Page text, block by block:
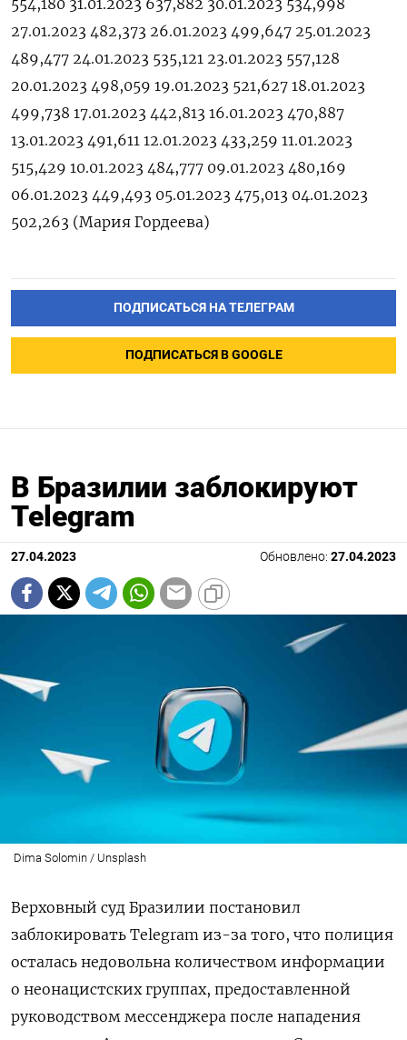
554,180 31.01.2023 637,882 30.01.2023 534,998
27.01.2023 482,373 26.01.2023 499,647 25.01.2023
489,477 24.01.2023 535,121 23.01.2023 557,128
20.01.2023 498,059 19.01.2023 521,627 18.01.2023
499,738 17.01.2023 442,813 16.01.2023 470,887
13.01.2023 491,611 12.01.2023 433,259 11.01.2023
515,429 10.01.2023 484,777 09.01.2023 480,169
06.01.2023 449,493 05.01.2023 475,013 04.01.2023
502,263 (Мария Гордеева)
ПОДПИСАТЬСЯ НА ТЕЛЕГРАМ
ПОДПИСАТЬСЯ В GOOGLE
В Бразилии заблокируют
Telegram
27.04.2023 Обновлено: 27.04.2023
Dima Solomin / Unsplash
Верховный суд Бразилии постановил
заблокировать Telegram из-за того, что полиция
осталась недовольна количеством информации
о неонацистских группах, предоставленной
руководством мессенджера после нападения